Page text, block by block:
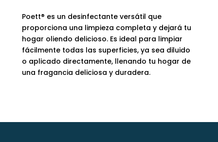
Poett® es un desinfectante versátil que
proporciona una limpieza completa y dejará tu
hogar oliendo delicioso. Es ideal para limpiar
fácilmente todas las superficies, ya sea diluido
o aplicado directamente, llenando tu hogar de
una fragancia deliciosa y duradera.